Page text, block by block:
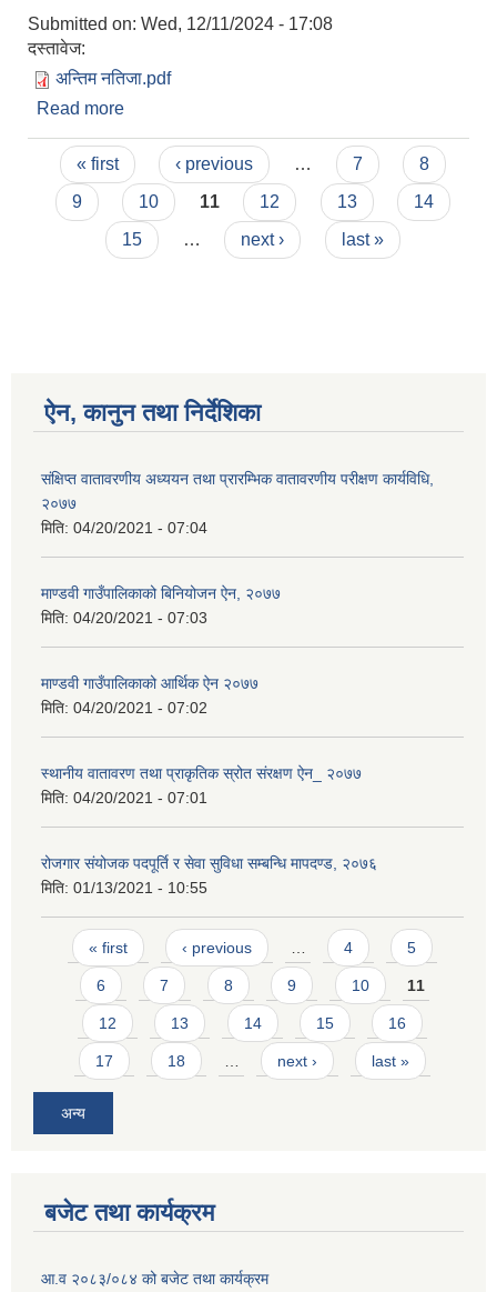
Submitted on: Wed, 12/11/2024 - 17:08
दस्तावेज:
अन्तिम नतिजा.pdf
Read more
Pages
« first ‹ previous … 7
8
9
10 11 12 13
14
15
… next › last »
ऐन, कानुन तथा निर्देशिका
संक्षिप्त वातावरणीय अध्ययन तथा प्रारम्भिक वातावरणीय परीक्षण कार्यविधि,
२०७७
मिति: 04/20/2021 - 07:04
माण्डवी गाउँपालिकाको बिनियोजन ऐन, २०७७
मिति: 04/20/2021 - 07:03
माण्डवी गाउँपालिकाको आर्थिक ऐन २०७७
मिति: 04/20/2021 - 07:02
स्थानीय वातावरण तथा प्राकृतिक स्रोत संरक्षण ऐन_ २०७७
मिति: 04/20/2021 - 07:01
रोजगार संयोजक पदपूर्ति र सेवा सुविधा सम्बन्धि मापदण्ड, २०७६
मिति: 01/13/2021 - 10:55
Pages
« first ‹ previous … 4 5
6 7 8 9 10 11
12 13 14 15 16
17 18 … next › last »
अन्य
बजेट तथा कार्यक्रम
आ.व २०८३/०८४ को बजेट तथा कार्यक्रम